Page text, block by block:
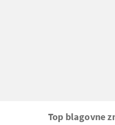
Top blagovne